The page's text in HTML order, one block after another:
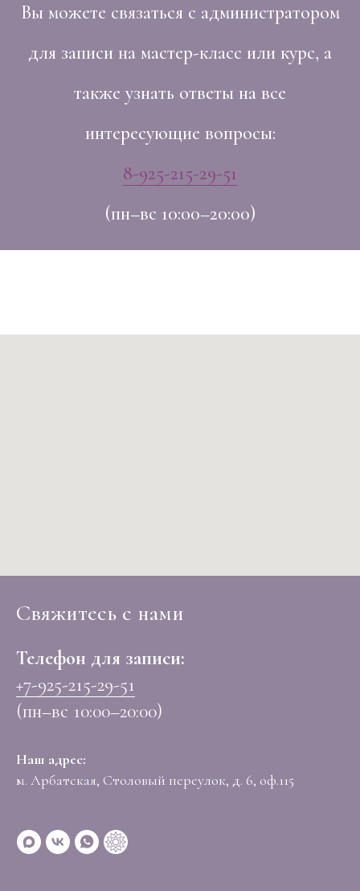
Вы можете связаться с администратором
для записи на мастер-класс или курс, а
также узнать ответы на все
интересующие вопросы:
8-925-215-29-51
(пн–вс 10:00–20:00)
Свяжитесь с нами
Телефон для записи:
+7-925-215-29-51
(пн–вс 10:00–20:00)
Наш адрес:
м. Арбатская, Столовый переулок, д. 6, оф.115